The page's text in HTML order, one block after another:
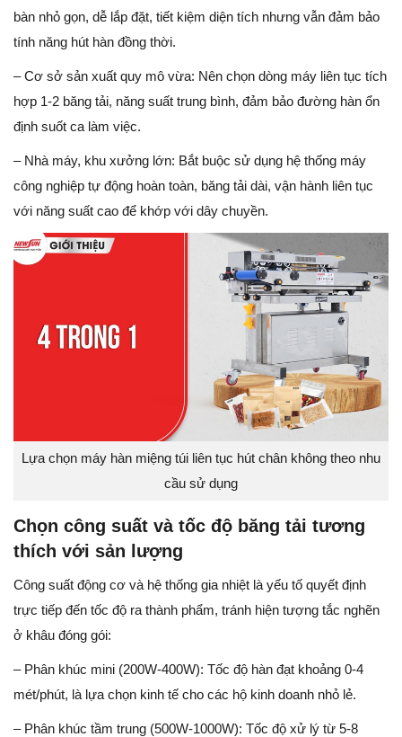
bàn nhỏ gọn, dễ lắp đặt, tiết kiệm diện tích nhưng vẫn đảm bảo
tính năng hút hàn đồng thời.
– Cơ sở sản xuất quy mô vừa: Nên chọn dòng máy liên tục tích
hợp 1-2 băng tải, năng suất trung bình, đảm bảo đường hàn ổn
định suốt ca làm việc.
– Nhà máy, khu xưởng lớn: Bắt buộc sử dụng hệ thống máy
công nghiệp tự động hoàn toàn, băng tải dài, vận hành liên tục
với năng suất cao để khớp với dây chuyền.
Lựa chọn máy hàn miệng túi liên tục hút chân không theo nhu
cầu sử dụng
Chọn công suất và tốc độ băng tải tương
thích với sản lượng
Công suất động cơ và hệ thống gia nhiệt là yếu tố quyết định
trực tiếp đến tốc độ ra thành phẩm, tránh hiện tượng tắc nghẽn
ở khâu đóng gói:
– Phân khúc mini (200W-400W): Tốc độ hàn đạt khoảng 0-4
mét/phút, là lựa chọn kinh tế cho các hộ kinh doanh nhỏ lẻ.
– Phân khúc tầm trung (500W-1000W): Tốc độ xử lý từ 5-8